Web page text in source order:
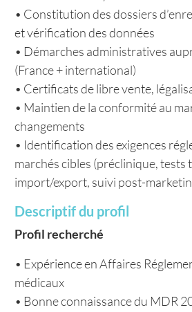
• Constitution des dossiers
et vérification des données
• Démarches administratives
(France + international)
• Certificats de libre vente,
• Maintien de la conformité au
changements
• Identification des exigences
marchés cibles (préclinique, tests
import/export, suivi post-
Descriptif du profil
Profil recherché
• Expérience en Affaires
médicaux
• Bonne connaissance du MDR